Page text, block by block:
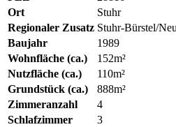
Ort
Stuhr
Regionaler Zusatz Stuhr-Bürstel/
Baujahr
1989
Wohnfläche (ca.)
152m²
Nutzfläche (ca.)
110m²
Grundstück (ca.)
888m²
Zimmeranzahl
4
Schlafzimmer
3